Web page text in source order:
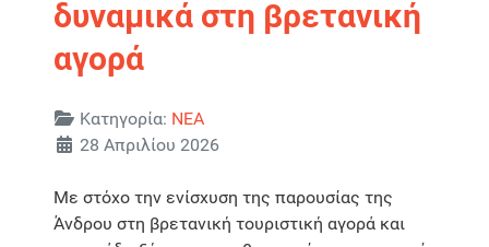
δυναμικά στη βρετανική
αγορά​​​​​​​​​​​​
Λεπτομέρειες
Κατηγορία: ΝΕΑ
28 Απριλίου 2026
Με στόχο την ενίσχυση της παρουσίας της
Άνδρου στη βρετανική τουριστική αγορά και